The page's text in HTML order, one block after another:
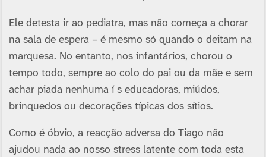
Ele detesta ir ao pediatra, mas não começa a chorar
na sala de espera – é mesmo só quando o deitam na
marquesa. No entanto, nos infantários, chorou o
tempo todo, sempre ao colo do pai ou da mãe e sem
achar piada nenhuma í s educadoras, miúdos,
brinquedos ou decorações tí­picas dos sí­tios.
Como é óbvio, a reacção adversa do Tiago não
ajudou nada ao nosso stress latente com toda esta